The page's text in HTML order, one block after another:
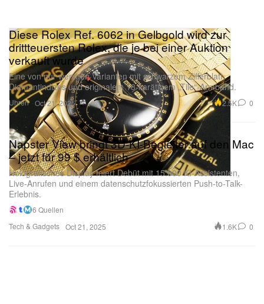
Uhren
Diese Rolex Ref. 6062 in Gelbgold wird zur
drittteuersten Rolex, die je bei einer Auktion
verkauft wurde
Eine von nur wenigen Varianten mit schwarzem Zifferblatt,
Diamantindizes und originalem 18-karätigem „Tile“-Armband.
Oct 21, 2025 2.5K 0
Tech & Gadgets
Napster View bringt 3D-KI-Begleiter auf den Mac
– jetzt für 99 $ erhältlich
Holografisches Display feiert Debüt mit 15.000 KI-Assistenten,
Live-Anrufen und einem datenschutzfokussierten Push-to-Talk-
Erlebnis.
6 Quellen
Oct 21, 2025
1.6K 0